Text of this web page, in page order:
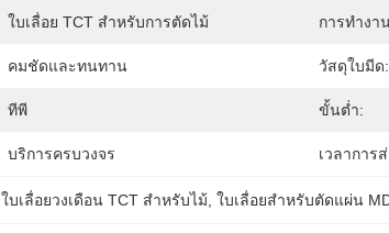
ใบเลื่อย TCT สำหรับการตัดไม้ การทำงา
คมชัดและทนทาน วัสดุใบมีด:
ทีพี ขั้นต่ำ:
บริการครบวงจร เวลาการ
ใบเลื่อยวงเดือน TCT สำหรับไม้ , ใบเลื่อยสำหรับตัดแผ่น